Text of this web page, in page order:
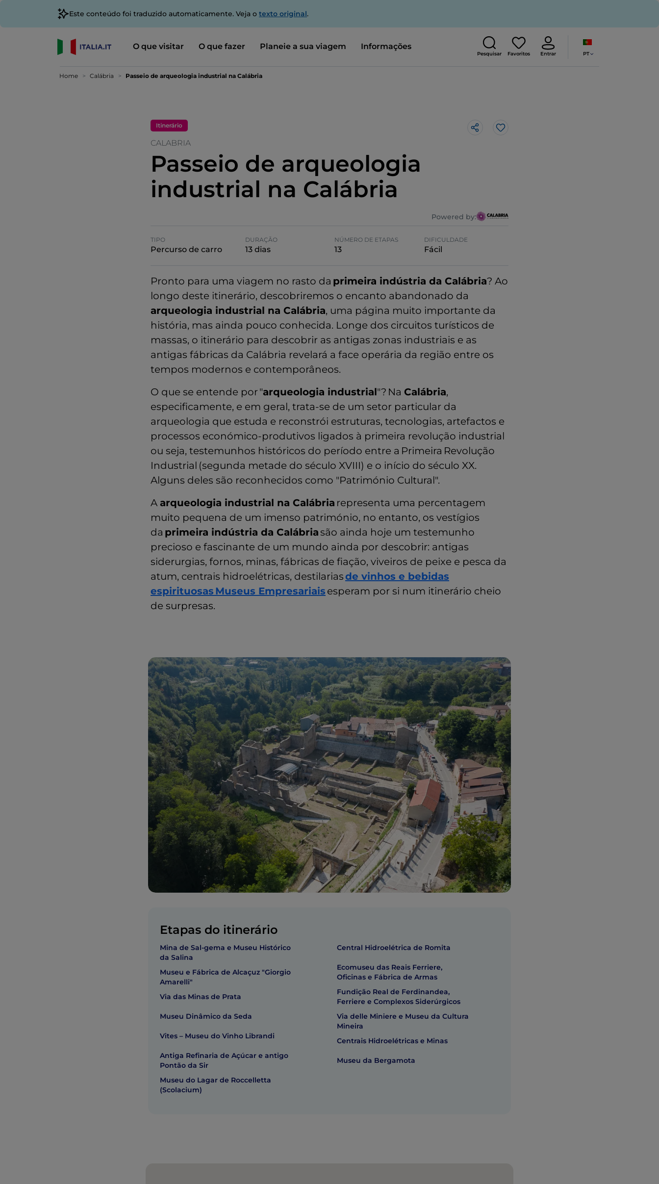
Este conteúdo foi traduzido automaticamente. Veja o texto original.
O que visitar O que fazer Planeie a sua viagem Informações
Pesquisar Favoritos Entrar PT
Home Calábria Passeio de arqueologia industrial na Calábria
Itinerário
CALABRIA
Passeio de arqueologia
industrial na Calábria
Powered by:
TIPO
Percurso de carro
DURAÇÃO
13 dias
NÚMERO DE ETAPAS
13
DIFICULDADE
Fácil
Pronto para uma viagem no rasto da primeira indústria da Calábria? Ao
longo deste itinerário, descobriremos o encanto abandonado da
arqueologia industrial na Calábria, uma página muito importante da
história, mas ainda pouco conhecida. Longe dos circuitos turísticos de
massas, o itinerário para descobrir as antigas zonas industriais e as
antigas fábricas da Calábria revelará a face operária da região entre os
tempos modernos e contemporâneos.
O que se entende por "arqueologia industrial"? Na Calábria,
especificamente, e em geral, trata-se de um setor particular da
arqueologia que estuda e reconstrói estruturas, tecnologias, artefactos e
processos económico-produtivos ligados à primeira revolução industrial
ou seja, testemunhos históricos do período entre a Primeira Revolução
Industrial (segunda metade do século XVIII) e o início do século XX.
Alguns deles são reconhecidos como "Património Cultural".
A arqueologia industrial na Calábria representa uma percentagem
muito pequena de um imenso património, no entanto, os vestígios
da primeira indústria da Calábriasão ainda hoje um testemunho
precioso e fascinante de um mundo ainda por descobrir: antigas
siderurgias, fornos, minas, fábricas de fiação, viveiros de peixe e pesca da
atum, centrais hidroelétricas, destilariasde vinhos e bebidas
espirituosas Museus Empresariais esperam por si num itinerário cheio
de surpresas.
Gosto
Etapas do itinerário
Mina de Sal-gema e Museu Histórico
da Salina
Museu e Fábrica de Alcaçuz "Giorgio
Amarelli"
Via das Minas de Prata
Museu Dinâmico da Seda
Vites – Museu do Vinho Librandi
Antiga Refinaria de Açúcar e antigo
Pontão da Sir
Museu do Lagar de Roccelletta
(Scolacium)
Central Hidroelétrica de Romita
Ecomuseu das Reais Ferriere,
Oficinas e Fábrica de Armas
Fundição Real de Ferdinandea,
Ferriere e Complexos Siderúrgicos
Via delle Miniere e Museu da Cultura
Mineira
Centrais Hidroelétricas e Minas
Museu da Bergamota